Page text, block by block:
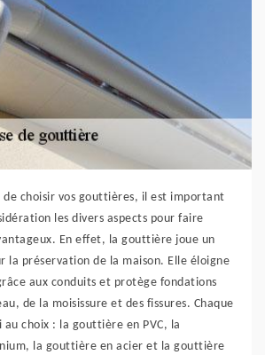
de choisir vos gouttières, il est important
les divers aspects pour faire
En effet, la gouttière joue un
la préservation de la maison. Elle éloigne
aux conduits et protège fondations
de la moisissure et des fissures. Chaque
choix : la gouttière en PVC, la
la gouttière en acier et la gouttière